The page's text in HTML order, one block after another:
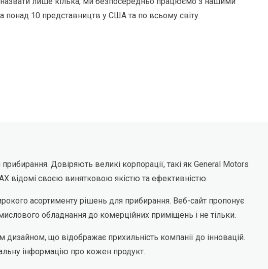
понад 10 представництв у США та по всьому світу.
Довіряють великі корпорації, такі як General Motors
відомі своєю винятковою якістю та ефективністю.
асортименту рішень для прибирання. Веб-сайт пропонує
обладнання до комерційних приміщень і не тільки.
що відображає прихильність компанії до інновацій.
інформацію про кожен продукт.